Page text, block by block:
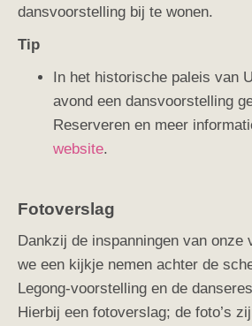
dansvoorstelling bij te wonen.
Tip
In het historische paleis van
avond een dansvoorstelling
Reserveren en meer
website.
Fotoverslag
Dankzij de inspanningen van onze
we een kijkje nemen achter de
Legong-voorstelling en de
Hierbij een fotoverslag; de foto’s